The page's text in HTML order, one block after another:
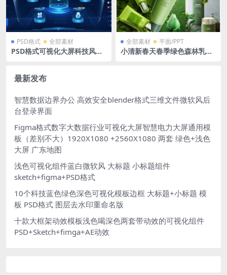
PSD格式 全部素材
PSD格式可视化大屏科技风险
全部素材 平面/PPT
小清新春天春季绿色森林乳液
最新发布
智慧数据边界办公 高效安全blender格式三维文件微软风后
台登录界面
Figma格式数字大数据行业可视化大屏智慧电力大屏通用模
板（差别不大）1920X1080 +2560X1080 两套 绿色+浅色
大屏 广东地图
浅色可视化组件蓝白微软风 大标题 小标题组件
sketch+figma+PSD格式
10个科技蓝色绿色深色可视化模板边框 大标题+小标题 模
板 PSD格式 图层去水印重命名版
十款大框架动效模板浅色喝深色两套带动效的可视化组件
PSD+Sketch+fimga+AE动效